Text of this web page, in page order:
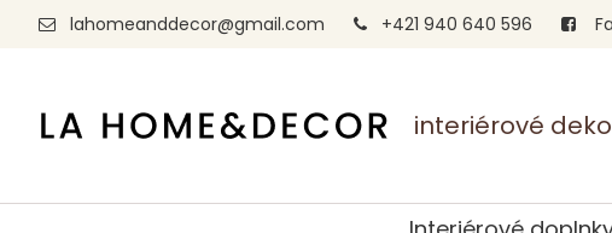
interiérové
lahomeanddecor@gmail.com +421 940 640 596